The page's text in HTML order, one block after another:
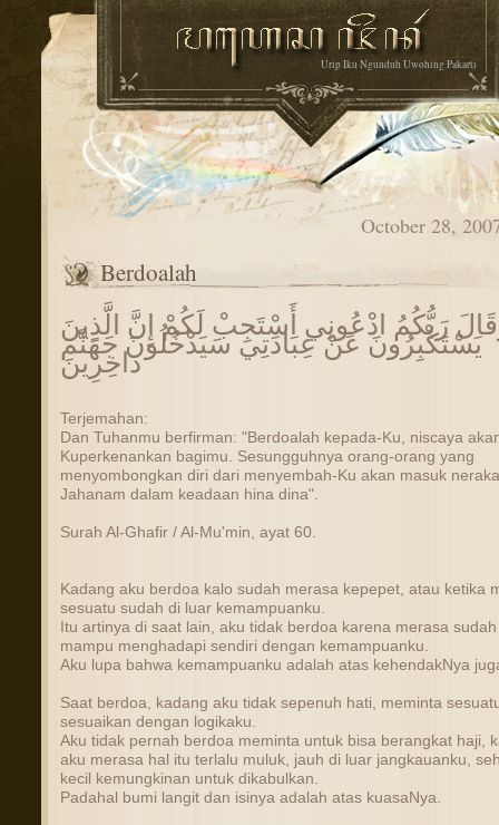
Urip Iku Ngunduh Uwohing Pakarti
October 28,
Berdoalah
رَبُّكُمُ ادْعُونِي أَسْتَجِبْ لَكُمْ إِنَّ الَّذِينَ
يَسْتَكْبِرُونَ عَنْ عِبَادَتِي سَيَدْخُلُونَ جَهَنَّمَ
دَاخِرِينَ
Terjemahan:
Dan Tuhanmu berfirman: "Berdoalah kepada-Ku, niscaya
Kuperkenankan bagimu. Sesungguhnya orang-orang yang
menyombongkan diri dari menyembah-Ku akan masuk neraka
Jahanam dalam keadaan hina dina".
Surah Al-Ghafir / Al-Mu'min, ayat 60.
Kadang aku berdoa kalo sudah merasa kepepet, atau ketika
sesuatu sudah di luar kemampuanku.
Itu artinya di saat lain, aku tidak berdoa karena merasa sudah
mampu menghadapi sendiri dengan kemampuanku.
Aku lupa bahwa kemampuanku adalah atas kehendakNya
Saat berdoa, kadang aku tidak sepenuh hati, meminta
sesuaikan dengan logikaku.
Aku tidak pernah berdoa meminta untuk bisa berangkat haji,
aku merasa hal itu terlalu muluk, jauh di luar jangkauanku,
kecil kemungkinan untuk dikabulkan.
Padahal bumi langit dan isinya adalah atas kuasaNya.